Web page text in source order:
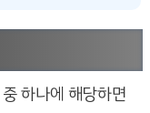
하나에 해당하면